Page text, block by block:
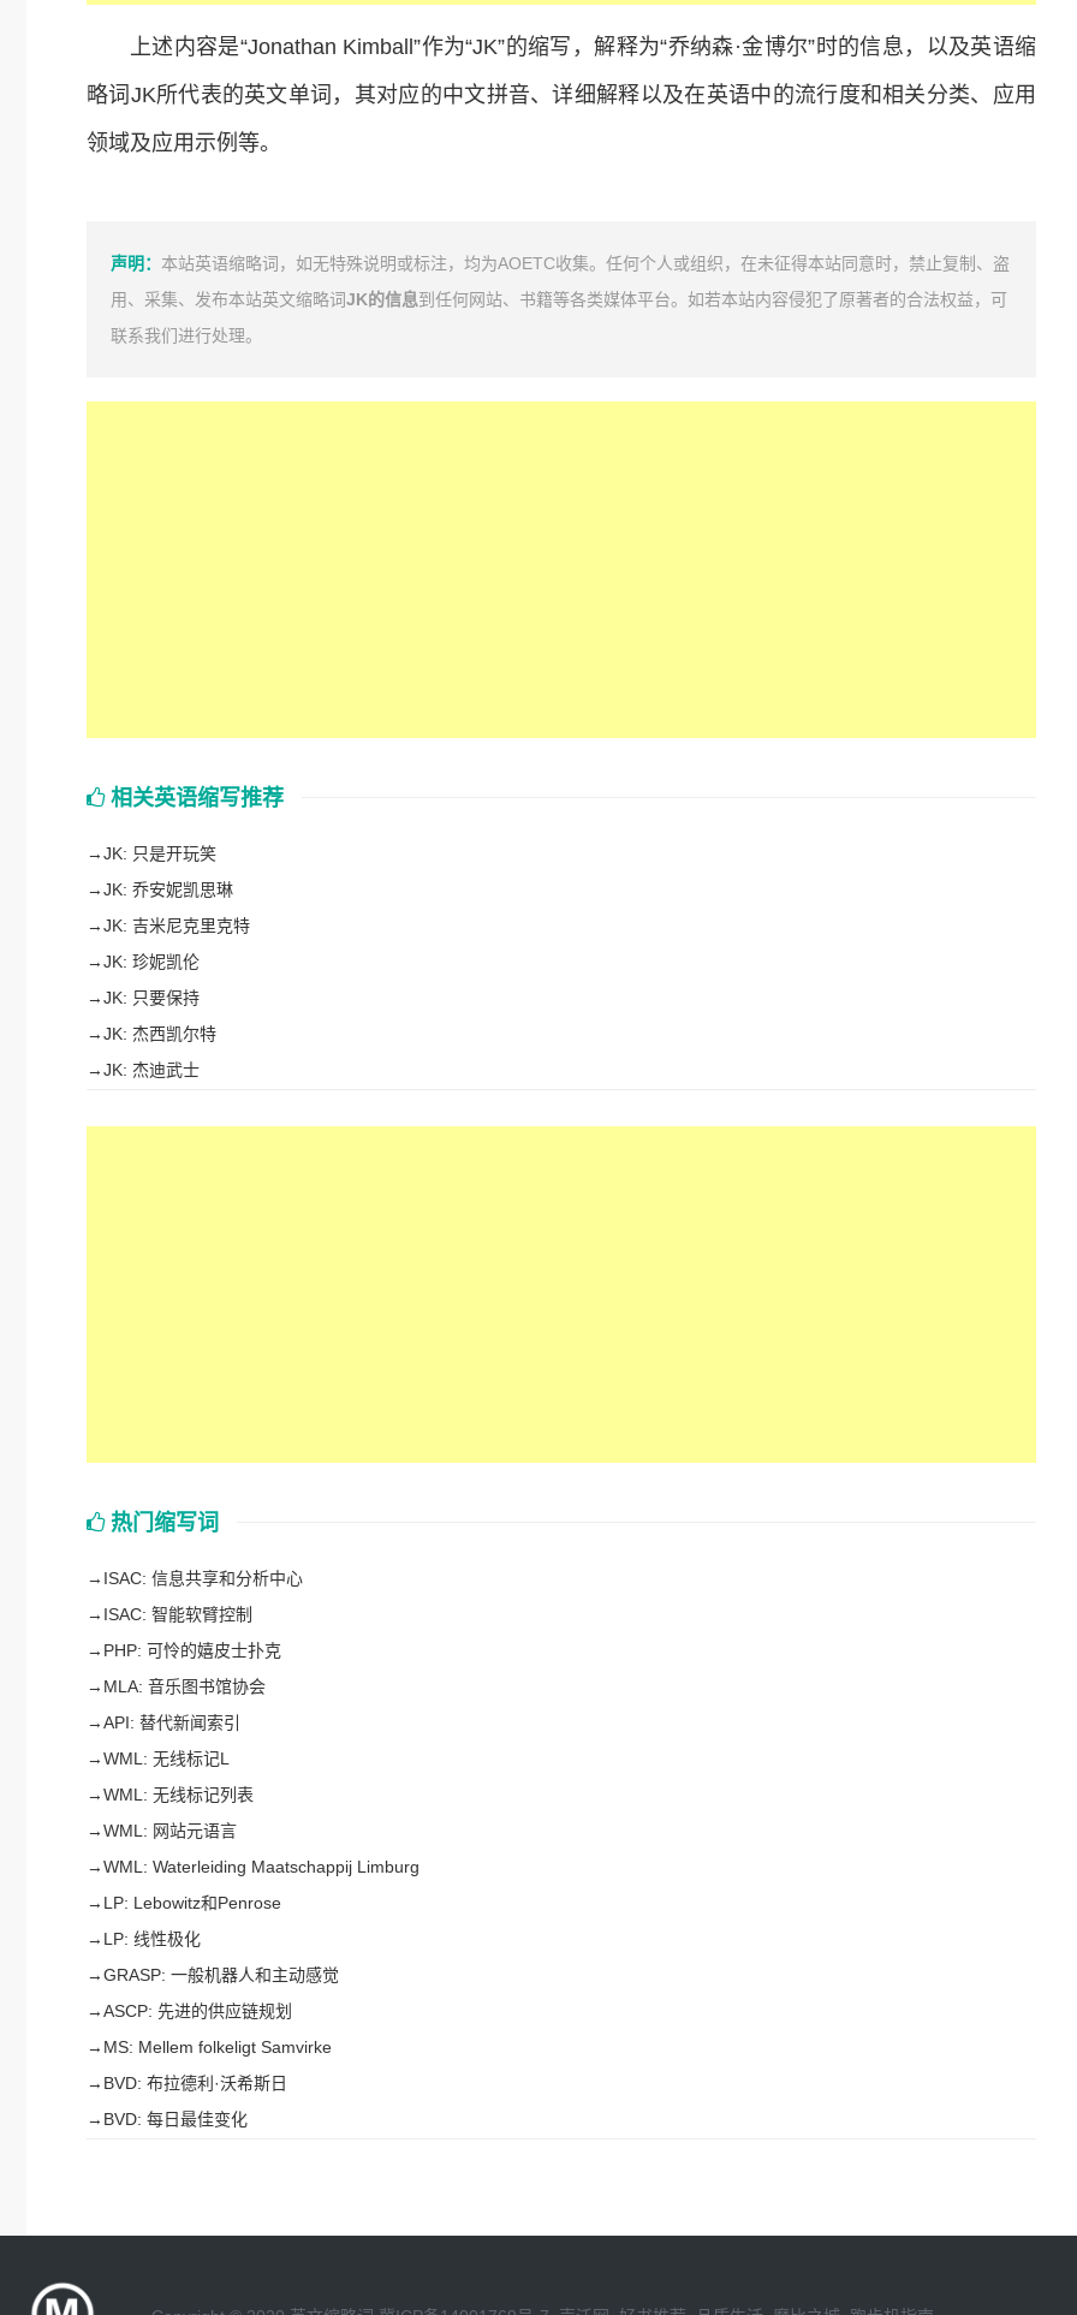
上述内容是“Jonathan Kimball”作为“JK”的缩写，解释为“乔纳森·金博尔”时的信息，以及英语缩
略词JK所代表的英文单词，其对应的中文拼音、详细解释以及在英语中的流行度和相关分类、应用
领域及应用示例等。
声明： 本站英语缩略词，如无特殊说明或标注，均为AOETC收集。任何个人或组织，在未征得本站同意时，禁止复制、盗
用、采集、发布本站英文缩略词JK的信息到任何网站、书籍等各类媒体平台。如若本站内容侵犯了原著者的合法权益，可
联系我们进行处理。
相关英语缩写推荐
→JK: 只是开玩笑
→JK: 乔安妮凯思琳
→JK: 吉米尼克里克特
→JK: 珍妮凯伦
→JK: 只要保持
→JK: 杰西凯尔特
→JK: 杰迪武士
热门缩写词
→ ISAC: 信息共享和分析中心
→ ISAC: 智能软臂控制
→ PHP: 可怜的嬉皮士扑克
→ MLA: 音乐图书馆协会
→API: 替代新闻索引
→WML: 无线标记L
→WML: 无线标记列表
→WML: 网站元语言
→WML: Waterleiding Maatschappij Limburg
→ LP: Lebowitz和Penrose
→ LP: 线性极化
→GRASP: 一般机器人和主动感觉
→ASCP: 先进的供应链规划
→ MS: Mellem folkeligt Samvirke
→ BVD: 布拉德利·沃希斯日
→ BVD: 每日最佳变化